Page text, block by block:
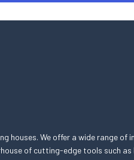
houses. We offer a wide range
of cutting-edge tools such